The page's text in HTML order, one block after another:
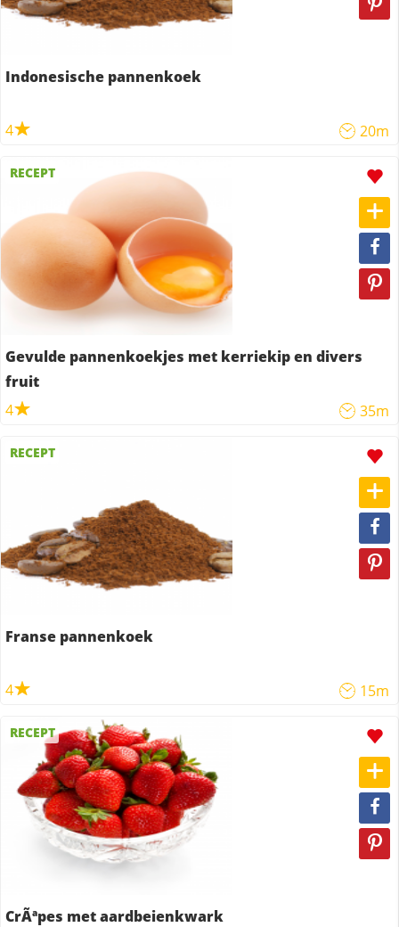
Indonesische pannenkoek
4 20m
RECEPT
Gevulde pannenkoekjes met kerriekip en divers
fruit
4
35m
RECEPT
Franse pannenkoek
4 15m
RECEPT
CrÃªpes met aardbeienkwark